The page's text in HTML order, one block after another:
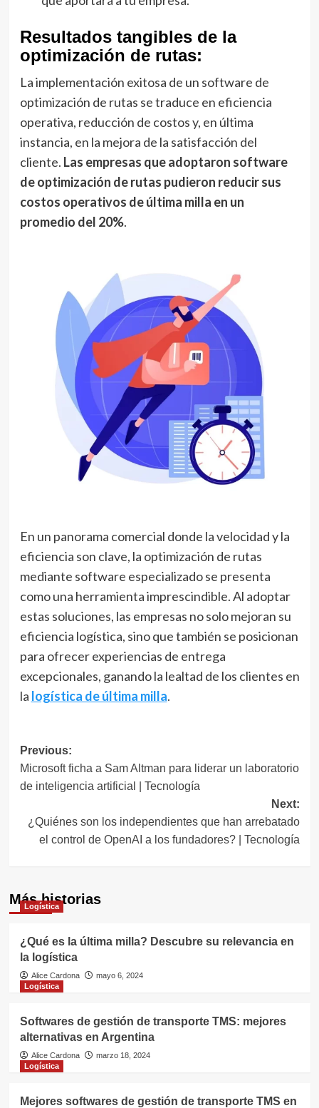
Resultados tangibles de la
optimización de rutas:
La implementación exitosa de un software de
optimización de rutas se traduce en eficiencia
operativa, reducción de costos y, en última
instancia, en la mejora de la satisfacción del
cliente. Las empresas que adoptaron software
de optimización de rutas pudieron reducir sus
costos operativos de última milla en un
promedio del 20%.
En un panorama comercial donde la velocidad y la
eficiencia son clave, la optimización de rutas
mediante software especializado se presenta
como una herramienta imprescindible. Al adoptar
estas soluciones, las empresas no solo mejoran su
eficiencia logística, sino que también se posicionan
para ofrecer experiencias de entrega
excepcionales, ganando la lealtad de los clientes en
la logística de última milla.
Navegación
de
entradas
Previous:
Microsoft ficha a Sam Altman para liderar un laboratorio
de inteligencia artificial | Tecnología
Next:
¿Quiénes son los independientes que han arrebatado
el control de OpenAI a los fundadores? | Tecnología
Más historias
Logística
¿Qué es la última milla? Descubre su relevancia en
la logística
Alice Cardona
mayo 6, 2024
Logística
Softwares de gestión de transporte TMS: mejores
alternativas en Argentina
Alice Cardona
marzo 18, 2024
Logística
Mejores softwares de gestión de transporte TMS en